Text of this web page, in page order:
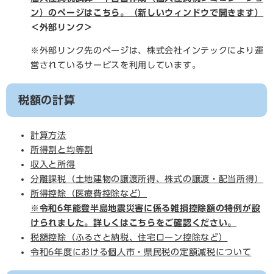
ン）のページはこちら。（新しいウィンドウで開きます）
＜外部リンク＞
※外部リンク先のページは、株式会社インテックにより運
営されているサービスを利用しています。
税額の計算
計算方法
所得割と均等割
収入と所得
分離課税（土地建物の譲渡所得、株式の譲渡・配当所得）
所得控除（医療費控除など）
※令和6年能登半島地震災害に係る雑損控除額の特例が設
けられました。詳しくはこちらをご確認ください。
税額控除（ふるさと納税、住宅ローン控除など）
令和6年度における個人市・県民税の定額減税について